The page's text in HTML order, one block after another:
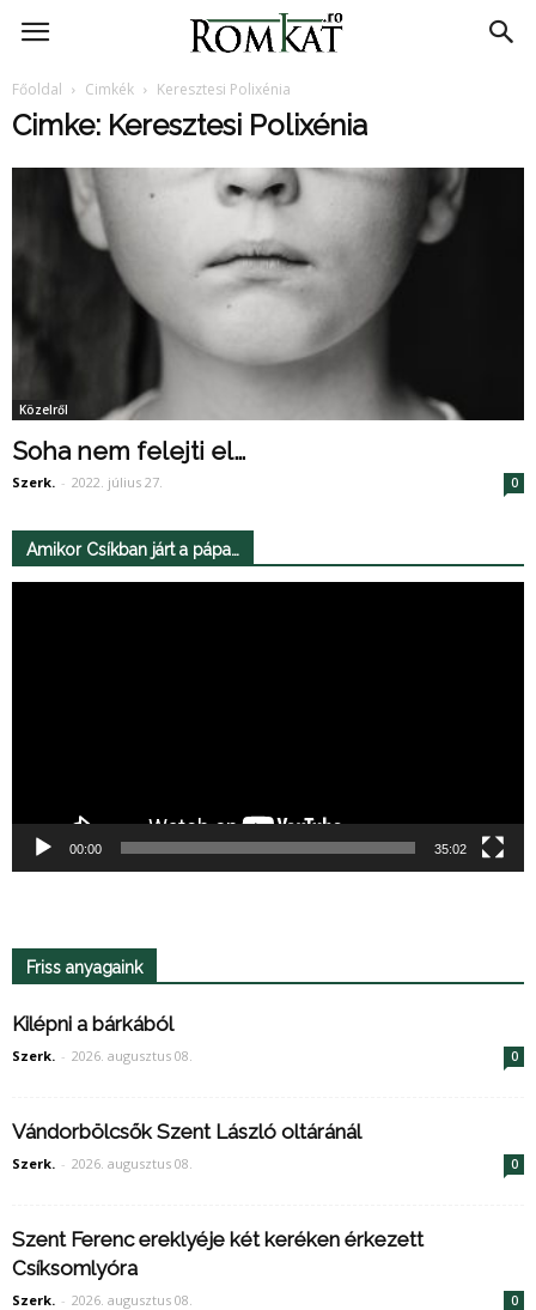
RomKat.ro
Főoldal Cimkék Keresztesi Polixénia
Cimke: Keresztesi Polixénia
Közelről
Soha nem felejti el…
Szerk. - 2022. július 27. 0
Amikor Csíkban járt a pápa…
00:00 35:02
Friss anyagaink
Kilépni a bárkából
Szerk. - 2026. augusztus 08. 0
Vándorbölcsők Szent László oltáránál
Szerk. - 2026. augusztus 08. 0
Szent Ferenc ereklyéje két keréken érkezett
Csíksomlyóra
Szerk. - 2026. augusztus 08. 0